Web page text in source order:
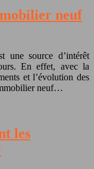
neuf
une source d’intérêt
En effet, avec la
et l’évolution des
neuf…
les